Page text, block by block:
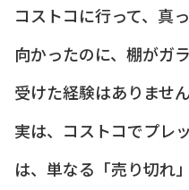
コストコに行って、真
向かったのに、棚がガ
受けた経験はありませ
実は、コストコでプレ
は、単なる「売り切れ